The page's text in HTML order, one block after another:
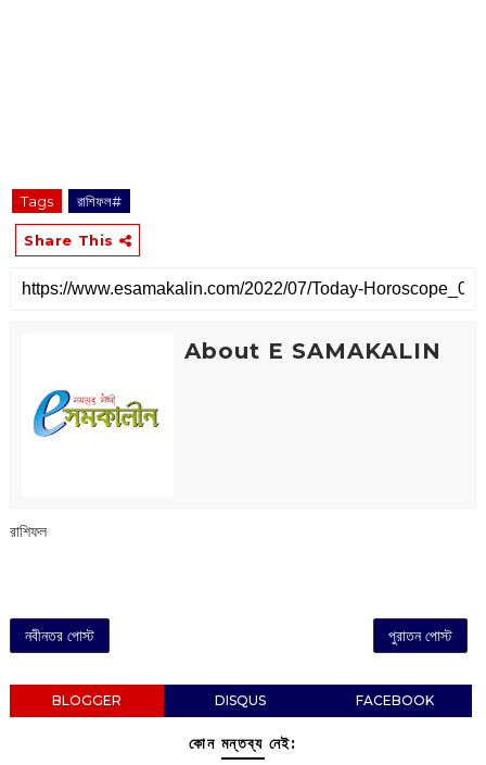
Tags রাশিফল#
Share This
About E SAMAKALIN
রাশিফল
নবীনতর পোস্ট পুরাতন পোস্ট
BLOGGER DISQUS FACEBOOK
কোন মন্তব্য নেই: